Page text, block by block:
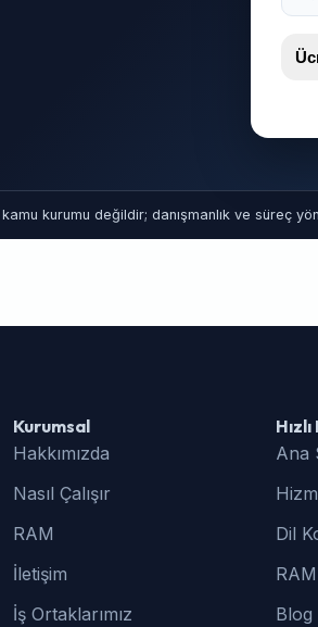
kurumu değildir; danışmanlık ve süreç
Kurumsal
Hakkımızda
Nasıl Çalışır
RAM
İletişim
İş Ortaklarımız
Ana
Dil
RAM
Blog